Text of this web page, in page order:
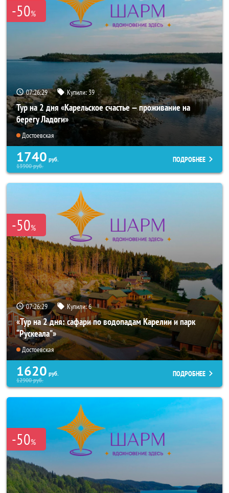
-50%
07:26:26 Купили:39
Тур на 2 дня «Карельское счастье — проживание на
берегу Ладоги»
Достоевская
1740 руб.
13900руб.
ПОДРОБНЕЕ
-50%
07:26:26 Купили:6
«Тур на 2 дня: сафари по водопадам Карелии и парк
“Рускеала"»
Достоевская
1620 руб.
12900руб.
ПОДРОБНЕЕ
-50%